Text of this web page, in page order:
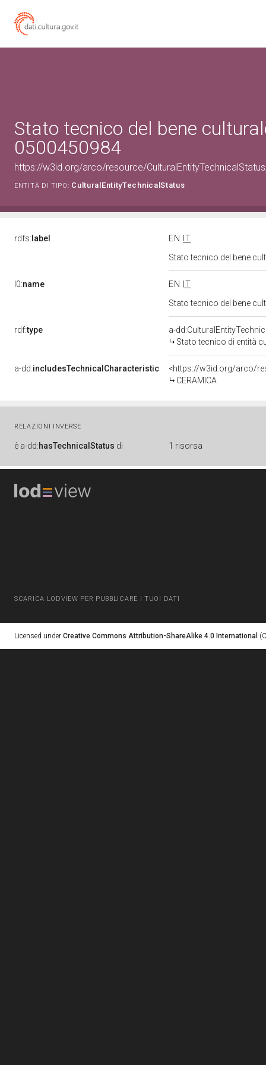
Stato tecnico del bene
0500450984
https://w3id.org/arco/resource/
ENTITÀ DI TIPO: CulturalEntityTechnicalStatus
rdfs: label EN
IT
Stato tecnico del bene
l0:name EN
IT
Stato tecnico del bene
rdf:type
a-
Stato tecnico di entità
a-dd:includesTechnicalCharacteristic
<https://w3id.org/arco/
CERAMICA
RELAZIONI INVERSE
è a-dd:hasTechnicalStatus di 1 risorsa
SCARICA LODVIEW PER PUBBLICARE I TUOI DATI
Licensed under Creative Commons Attribution-ShareAlike 4.0 International